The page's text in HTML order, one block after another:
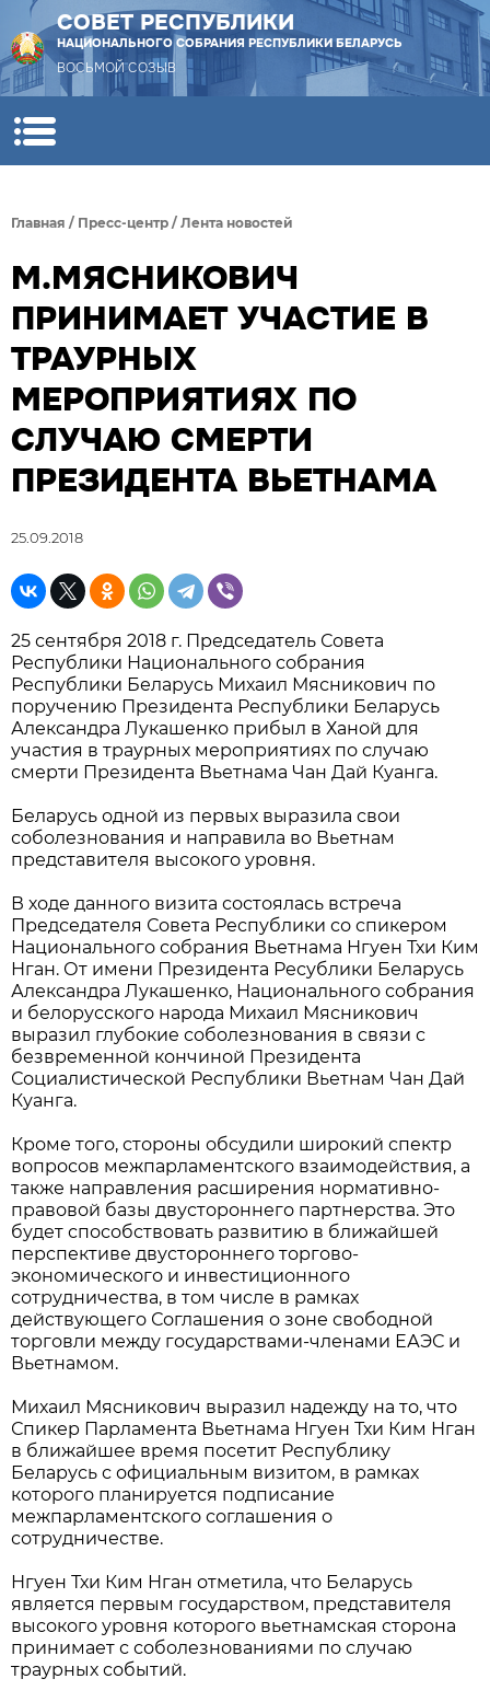
СОВЕТ РЕСПУБЛИКИ
НАЦИОНАЛЬНОГО СОБРАНИЯ РЕСПУБЛИКИ БЕЛАРУСЬ
ВОСЬМОЙ СОЗЫВ
Главная / Пресс-центр / Лента новостей
М.МЯСНИКОВИЧ
ПРИНИМАЕТ УЧАСТИЕ В
ТРАУРНЫХ
МЕРОПРИЯТИЯХ ПО
СЛУЧАЮ СМЕРТИ
ПРЕЗИДЕНТА ВЬЕТНАМА
25.09.2018
25 сентября 2018 г. Председатель Совета
Республики Национального собрания
Республики Беларусь Михаил Мясникович по
поручению Президента Республики Беларусь
Александра Лукашенко прибыл в Ханой для
участия в траурных мероприятиях по случаю
смерти Президента Вьетнама Чан Дай Куанга.
Беларусь одной из первых выразила свои
соболезнования и направила во Вьетнам
представителя высокого уровня.
В ходе данного визита состоялась встреча
Председателя Совета Республики со спикером
Национального собрания Вьетнама Нгуен Тхи Ким
Нган. От имени Президента Ресублики Беларусь
Александра Лукашенко, Национального собрания
и белорусского народа Михаил Мясникович
выразил глубокие соболезнования в связи с
безвременной кончиной Президента
Социалистической Республики Вьетнам Чан Дай
Куанга.
Кроме того, стороны обсудили широкий спектр
вопросов межпарламентского взаимодействия, а
также направления расширения нормативно-
правовой базы двустороннего партнерства. Это
будет способствовать развитию в ближайшей
перспективе двустороннего торгово-
экономического и инвестиционного
сотрудничества, в том числе в рамках
действующего Соглашения о зоне свободной
торговли между государствами-членами ЕАЭС и
Вьетнамом.
Михаил Мясникович выразил надежду на то, что
Спикер Парламента Вьетнама Нгуен Тхи Ким Нган
в ближайшее время посетит Республику
Беларусь с официальным визитом, в рамках
которого планируется подписание
межпарламентского соглашения о
сотрудничестве.
Нгуен Тхи Ким Нган отметила, что Беларусь
является первым государством, представителя
высокого уровня которого вьетнамская сторона
принимает с соболезнованиями по случаю
траурных событий.